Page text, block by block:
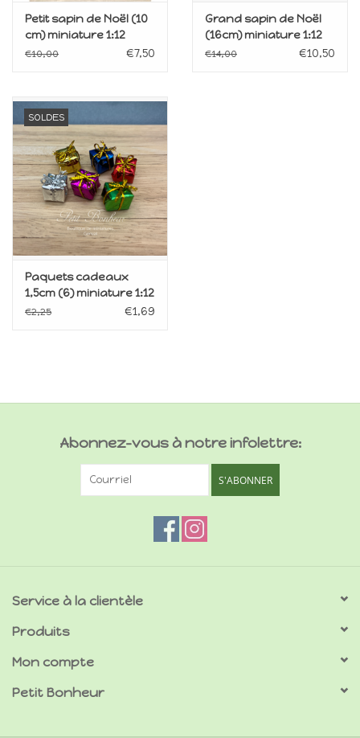
Petit sapin de Noël (10
cm) miniature 1:12
€10,00 €7,50
Grand sapin de Noël
(16cm) miniature 1:12
€14,00 €10,50
SOLDES
Paquets cadeaux
1,5cm (6) miniature 1:12
€2,25 €1,69
Abonnez-vous à notre infolettre:
S'ABONNER
Service à la clientèle
Produits
Mon compte
Petit Bonheur